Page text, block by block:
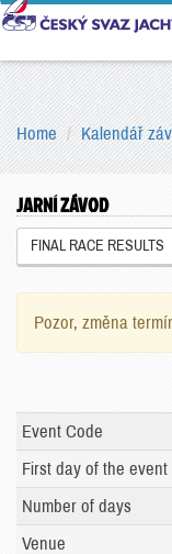
Home Kalendář
JARNÍ ZÁVOD
FINAL RACE RESULTS
Pozor, změna
Event Code
First day of the event
Number of days
Venue